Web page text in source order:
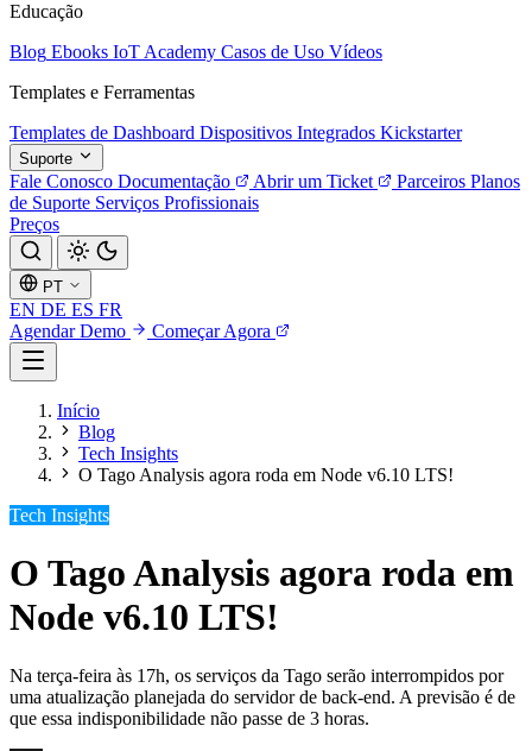
Educação
Blog Ebooks IoT Academy Casos de Uso Vídeos
Templates e Ferramentas
Templates de Dashboard Dispositivos Integrados Kickstarter
Suporte
Fale Conosco Documentação Abrir um Ticket Parceiros Planos
de Suporte Serviços Profissionais
Preços
PT
EN DE ES FR
Agendar Demo
Começar Agora
Início
Blog
Tech Insights
O Tago Analysis agora roda em Node v6.10 LTS!
Tech Insights
O Tago Analysis agora roda em
Node v6.10 LTS!
Na terça-feira às 17h, os serviços da Tago serão interrompidos por
uma atualização planejada do servidor de back-end. A previsão é de
que essa indisponibilidade não passe de 3 horas.